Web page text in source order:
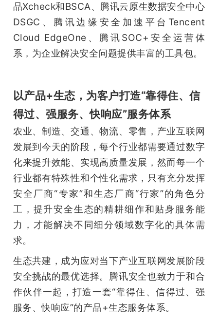
品Xcheck和BSCA、腾讯云原生数据安全中心
DSGC、腾讯边缘安全加速平台Tencent
Cloud EdgeOne、腾讯SOC+安全运营体
系，为企业解决安全问题提供丰富的工具包。
以产品+生态，为客户打造“靠得住、信
得过、强服务、快响应”服务体系
农业、制造、交通、物流、零售，产业互联网
发展到今天的阶段，每个行业都需要通过数字
化来提升效能、实现高质量发展，然而每一个
行业都有特殊性和个性化需求，只有充分发挥
安全厂商“专家”和生态厂商“行家”的角色分
工，提升安全生态的精耕细作和贴身服务能
力，才能解决不同细分领域数字化的具体需
求。
生态共建，成为应对当下产业互联网发展阶段
安全挑战的最优选择。腾讯安全也致力于和合
作伙伴一起，打造一套“靠得住、信得过、强
服务、快响应”的产品+生态服务体系。